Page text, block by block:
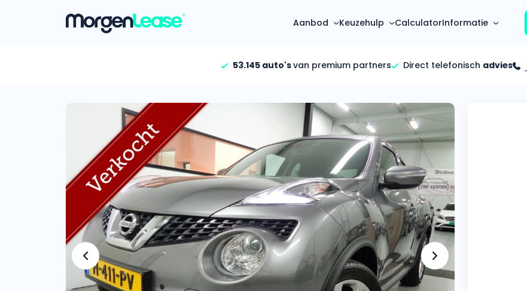
Aanbod
Gehele aanbod
Bekijk volledig aanbod
Gezinsauto’s
Bekijk alle gezinsauto’s
Hele aanbod
Bekijk alle stadsauto’s
EV’s/Hybrides
Bekijk alle electrische auto’s
Bedrijfswagens
Bekijk alle bedrijfswagens
Mercedes-Benz
(3500+ auto's)
Volkswagen
(4500+ auto's)
Volvo
(1000+ auto's)
Audi
(2000+ auto's)
BMW
(2000+ auto's)
Keuzehulp
Hoeveel kan ik lenen?
Bereken in één minuut
Calculator
Maandbedrag berekenen
Offerte vergelijken
Wij geven jou een betere deal
CalculatorInformatie
Over ons
Gehele FAQ’s
Bekijk volledige FAQ’s
Zakelijk
Vragen over zakelijk
Particulier
Vragen over particulier
Jouw aanvraag
Vragen over jouw aanvraag
53.145 auto'svan premium partners Direct telefonisch advies